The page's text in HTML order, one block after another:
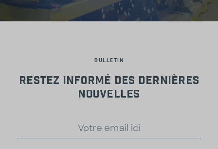
BULLETIN
Restez informé des dernières
nouvelles